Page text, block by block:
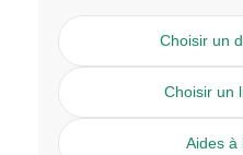
Choisir un
Choisir un
Aides à